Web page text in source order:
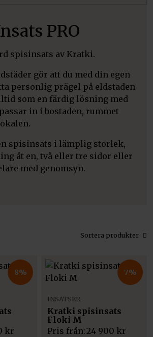
PRO
spisinsats av Kratki.
gör att du med din egen
personlig prägel på eldstaden
som en färdig lösning med
in i bostaden, rummet
spisinsats i lämplig storlek,
åt en, två eller tre sidor eller
med genomsyn.
Sortera produkter
8%
kr
7%
INSATSER
Kratki spisinsats
Floki M
Pris från:24 900 kr